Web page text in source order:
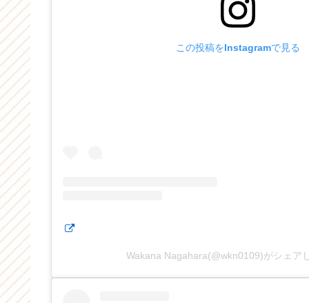
この投稿をInstagramで見る
Wakana Nagahara(@wkn0109)がシェア